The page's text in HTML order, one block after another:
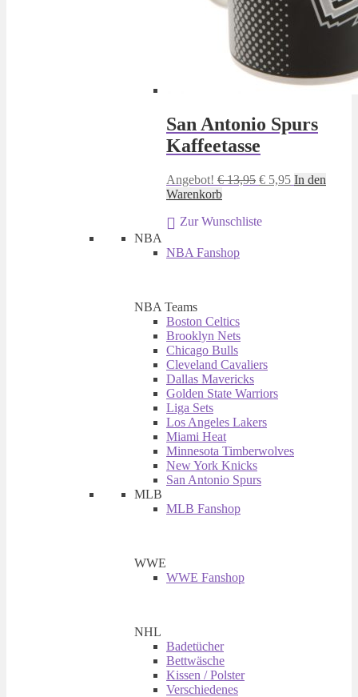
San Antonio Spurs
Kaffeetasse
Angebot! €13,95 Ursprünglicher
€ 13,95
€ 5,95Aktueller
In den
Warenkorb
Zur Wunschliste
NBA
NBA Fanshop
NBA Teams
Boston Celtics
Brooklyn Nets
Chicago Bulls
Cleveland Cavaliers
Dallas Mavericks
Golden State Warriors
Liga Sets
Los Angeles Lakers
Miami Heat
Minnesota Timberwolves
New York Knicks
San Antonio Spurs
MLB
MLB Fanshop
WWE
WWE Fanshop
NHL
Badetücher
Bettwäsche
Kissen / Polster
Verschiedenes